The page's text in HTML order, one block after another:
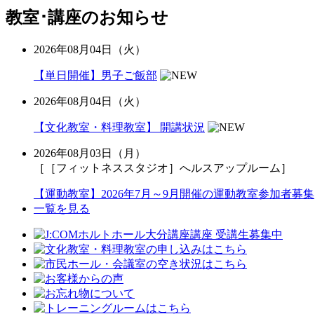
教室･講座のお知らせ
2026年08月04日（火）
【単日開催】男子ご飯部
2026年08月04日（火）
【文化教室・料理教室】 開講状況
2026年08月03日（月）
［［フィットネススタジオ］へルスアップルーム］
【運動教室】2026年7月～9月開催の運動教室参加者募集
一覧を見る